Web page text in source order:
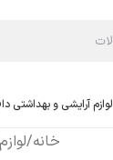
لوازم آرایشی و بهداشتی
خانه/